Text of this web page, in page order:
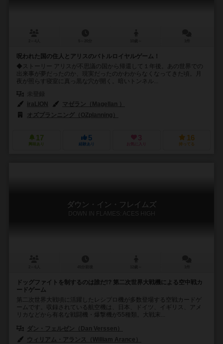
呪われた国の住人とアリスのバトルロイヤルゲーム！
◆ストーリー アリスが不思議の国から帰還して１年後。あの世界での
出来事が夢だったのか、現実だったのかわからなくなってきた頃。月
夜が照らす寝室に真っ黒な穴が開く。暗いトンネル...
iraLION
マゼラン（Magellan ）
オズプランニング（OZplanning）
17
興味あり
5
経験あり
3
お気に入り
16
持ってる
ダウン・イン・フレイムズ
DOWN IN FLAMES: ACES HIGH
ドッグファイトを制するのは誰だ!? 第二次世界大戦機による空中戦カ
ードゲーム
第二次世界大戦頃に活躍したレシプロ機が多数登場する空戦カードゲ
ームです。収録されている航空機は、日本、ドイツ、イギリス、アメ
リカなどから有名な戦闘機・爆撃機が55種類。大戦末...
ダン・フェルゼン（Dan Verssen）
ウィリアム・アランス（William Arance）